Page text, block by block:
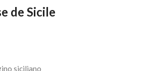
de Sicile
siciliano